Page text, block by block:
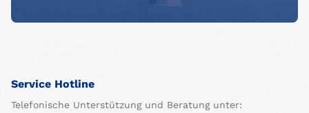
Service Hotline
Telefonische Unterstützung und Beratung unter: